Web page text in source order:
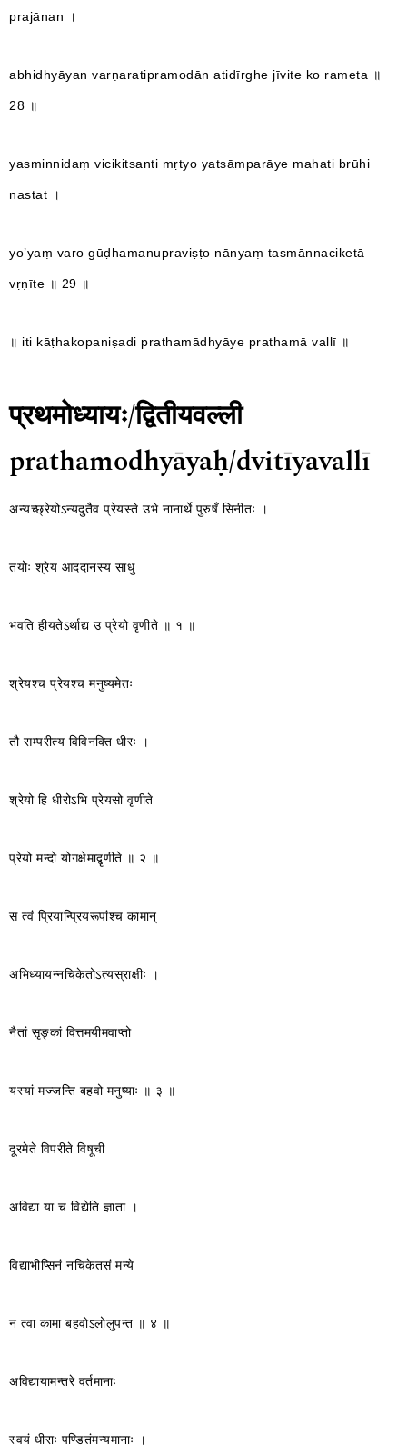
prajānan ।
abhidhyāyan varṇaratipramodān atidīrghe jīvite ko rameta ॥
28 ॥
yasminnidaṃ vicikitsanti mṛtyo yatsāmparāye mahati brūhi
nastat ।
yo’yaṃ varo gūḍhamanupraviṣṭo nānyaṃ tasmānnaciketā
vṛṇīte ॥ 29 ॥
॥ iti kāṭhakopaniṣadi prathamādhyāye prathamā vallī ॥
प्रथमोध्यायः/द्वितीयवल्ली
prathamodhyāyaḥ/dvitīyavallī
अन्यच्छ्रेयोऽन्यदुतैव प्रेयस्ते उभे नानार्थे पुरुषँ सिनीतः ।
तयोः श्रेय आददानस्य साधु
भवति हीयतेऽर्थाद्य उ प्रेयो वृणीते ॥ १ ॥
श्रेयश्च प्रेयश्च मनुष्यमेतः
तौ सम्परीत्य विविनक्ति धीरः ।
श्रेयो हि धीरोऽभि प्रेयसो वृणीते
प्रेयो मन्दो योगक्षेमाद्वृणीते ॥ २ ॥
स त्वं प्रियान्प्रियरूपांश्च कामान्
अभिध्यायन्नचिकेतोऽत्यस्राक्षीः ।
नैतां सृङ्कां वित्तमयीमवाप्तो
यस्यां मज्जन्ति बहवो मनुष्याः ॥ ३ ॥
दूरमेते विपरीते विषूची
अविद्या या च विद्येति ज्ञाता ।
विद्याभीप्सिनं नचिकेतसं मन्ये
न त्वा कामा बहवोऽलोलुपन्त ॥ ४ ॥
अविद्यायामन्तरे वर्तमानाः
स्वयं धीराः पण्डितंमन्यमानाः ।